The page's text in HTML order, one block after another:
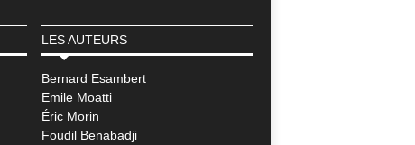
LES AUTEURS
Bernard Esambert
Emile Moatti
Éric Morin
Foudil Benabadji